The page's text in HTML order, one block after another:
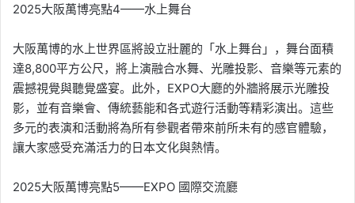
2025大阪萬博亮點4——水上舞台
大阪萬博的水上世界區將設立壯麗的「水上舞台」，舞台面積
達8,800平方公尺，將上演融合水舞、光雕投影、音樂等元素的
震撼視覺與聽覺盛宴。此外，EXPO大廳的外牆將展示光雕投
影，並有音樂會、傳統藝能和各式遊行活動等精彩演出。這些
多元的表演和活動將為所有參觀者帶來前所未有的感官體驗，
讓大家感受充滿活力的日本文化與熱情。
2025大阪萬博亮點5——EXPO 國際交流廳